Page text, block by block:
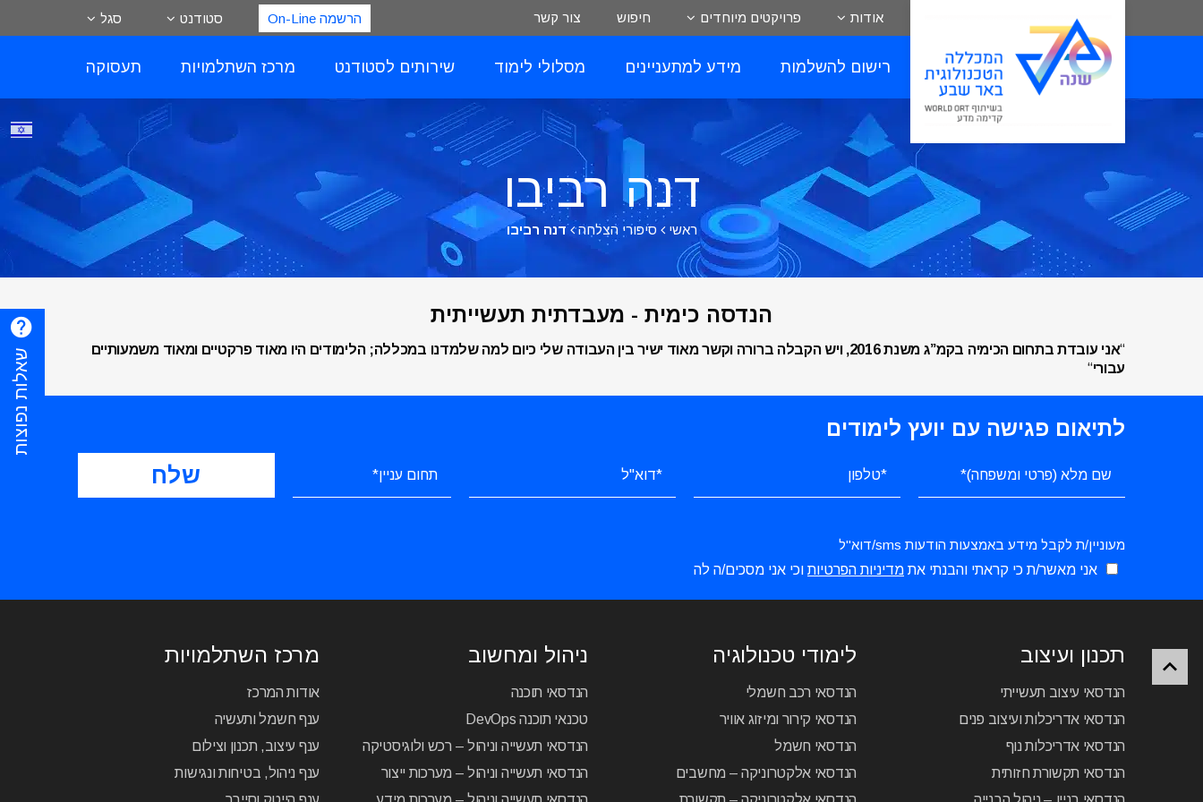
אודות פרויקטים מיוחדים חיפוש צור קשר הרשמה On-Line סטודנט סגל
רישום להשלמות מידע למתעניינים מסלולי לימוד שירותים לסטודנט מרכז השתלמויות תעסוקה
דנה רביבו
ראשי סיפורי הצלחה דנה רביבו
הנדסה כימית - מעבדתית תעשייתית
“
אני עובדת בתחום הכימיה בקמ”ג משנת 2016, ויש הקבלה ברורה וקשר מאוד ישיר בין העבודה שלי כיום למה שלמדנו במכללה; הלימודים היו מאוד פרקטיים ומאוד משמעותיים
עבורי“
לתיאום פגישה עם יועץ לימודים
מעוניין/ת לקבל מידע באמצעות הודעות sms/דוא"ל
אני מאשר/ת כי קראתי והבנתי את מדיניות הפרטיות וכי אני מסכים/ה לה
תכנון ועיצוב
הנדסאי עיצוב תעשייתי
הנדסאי אדריכלות ועיצוב פנים
הנדסאי אדריכלות נוף
הנדסאי תקשורת חזותית
לימודי טכנולוגיה
הנדסאי רכב חשמלי
הנדסאי קירור ומיזוג אוויר
הנדסאי חשמל
הנדסאי אלקטרוניקה – מחשבים
ניהול ומחשוב
הנדסאי תוכנה
טכנאי תוכנה DevOps
הנדסאי תעשייה וניהול – רכש ולוגיסטיקה
הנדסאי תעשייה וניהול – מערכות ייצור
מרכז השתלמויות
אודות המרכז
ענף חשמל ותעשיה
ענף עיצוב, תכנון וצילום
ענף ניהול, בטיחות ונגישות
שאלות נפוצות